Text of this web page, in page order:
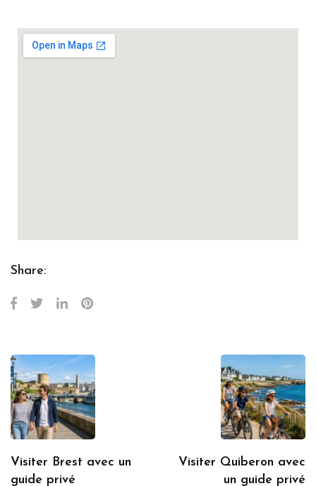
Share:
Visiter Brest avec un
guide privé
Visiter Quiberon avec
un guide privé